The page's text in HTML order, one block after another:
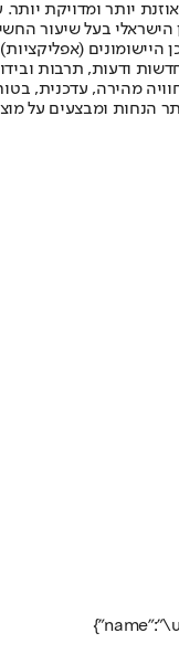
יותר ומדויקת
ב-30 ביולי 2007, וב-2010 הפך
ודעות, תרבות
חוויה מהירה,
הנחות ומבצעים על